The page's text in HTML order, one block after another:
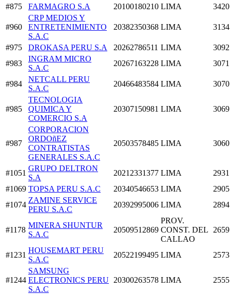
#875
FARMAGRO S.A 20100180210 LIMA
#960
CRP MEDIOS Y
ENTRETENIMIENTO
S.A.C
20382350368 LIMA
#975 DROKASA PERU S.A 20262786511 LIMA
#983
INGRAM MICRO
S.A.C
20267163228 LIMA
#984
NETCALL PERU
S.A.C
20466483584 LIMA
#985
TECNOLOGIA
QUIMICA Y
COMERCIO S.A
20307150981 LIMA
#987
CORPORACION
ORDOñEZ
CONTRATISTAS
GENERALES S.A.C
20503578485 LIMA
#1051
GRUPO DELTRON
S.A
20212331377 LIMA
#1069 TOPSA PERU S.A.C 20340546653 LIMA
#1074
ZAMINE SERVICE
PERU S.A.C
20392995006 LIMA
#1178
MINERA SHUNTUR
S.A.C
20509512869
PROV.
CONST. DEL
CALLAO
#1231
HOUSEMART PERU
S.A.C
20522199495 LIMA
#1244
SAMSUNG
ELECTRONICS PERU
S.A.C
20300263578 LIMA